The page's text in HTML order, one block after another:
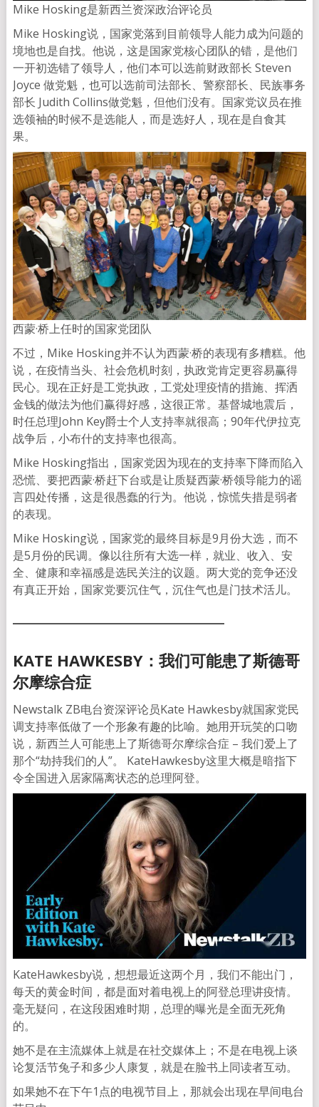
Mike Hosking是新西兰资深政治评论员
Mike Hosking说，国家党落到目前领导人能力成为问题的
境地也是自找。他说，这是国家党核心团队的错，是他们
一开初选错了领导人，他们本可以选前财政部长 Steven
Joyce 做党魁，也可以选前司法部长、警察部长、民族事务
部长 Judith Collins做党魁，但他们没有。国家党议员在推
选领袖的时候不是选能人，而是选好人，现在是自食其
果。
西蒙·桥上任时的国家党团队
不过，Mike Hosking并不认为西蒙·桥的表现有多糟糕。他
说，在疫情当头、社会危机时刻，执政党肯定更容易赢得
民心。现在正好是工党执政，工党处理疫情的措施、挥洒
金钱的做法为他们赢得好感，这很正常。基督城地震后，
时任总理John Key爵士个人支持率就很高；90年代伊拉克
战争后，小布什的支持率也很高。
Mike Hosking指出，国家党因为现在的支持率下降而陷入
恐慌、要把西蒙·桥赶下台或是让质疑西蒙·桥领导能力的谣
言四处传播，这是很愚蠢的行为。他说，惊慌失措是弱者
的表现。
Mike Hosking说，国家党的最终目标是9月份大选，而不
是5月份的民调。像以往所有大选一样，就业、收入、安
全、健康和幸福感是选民关注的议题。两大党的竞争还没
有真正开始，国家党要沉住气，沉住气也是门技术活儿。
KATE HAWKESBY：我们可能患了斯德哥
尔摩综合症
Newstalk ZB电台资深评论员Kate Hawkesby就国家党民
调支持率低做了一个形象有趣的比喻。她用开玩笑的口吻
说，新西兰人可能患上了斯德哥尔摩综合症 – 我们爱上了
那个“劫持我们的人”。 KateHawkesby这里大概是暗指下
令全国进入居家隔离状态的总理阿登。
KateHawkesby说，想想最近这两个月，我们不能出门，
每天的黄金时间，都是面对着电视上的阿登总理讲疫情。
毫无疑问，在这段困难时期，总理的曝光是全面无死角
的。
她不是在主流媒体上就是在社交媒体上；不是在电视上谈
论复活节兔子和多少人康复，就是在脸书上同读者互动。
如果她不在下午1点的电视节目上，那就会出现在早间电台